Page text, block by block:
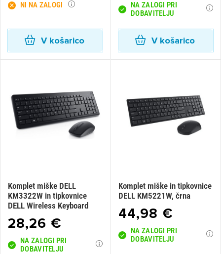
NI NA ZALOGI
V košarico
NA ZALOGI PRI
DOBAVITELJU
V košarico
Komplet miške DELL
KM3322W in tipkovnice
DELL Wireless Keyboard
28,26 €
NA ZALOGI PRI
DOBAVITELJU
Komplet miške in tipkovnice
DELL KM5221W, črna
44,98 €
NA ZALOGI PRI
DOBAVITELJU